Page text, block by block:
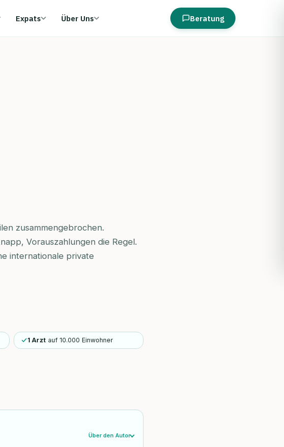
Expats Über Uns Beratung
zusammengebrochen.
Vorauszahlungen die Regel.
internationale private
1 Arzt auf 10.000 Einwohner
Über den Autor